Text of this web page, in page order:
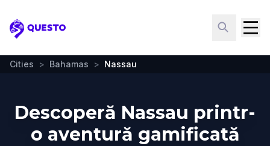
Questo
Cities > Bahamas > Nassau
Descoperă Nassau printr-
o aventură gamificată